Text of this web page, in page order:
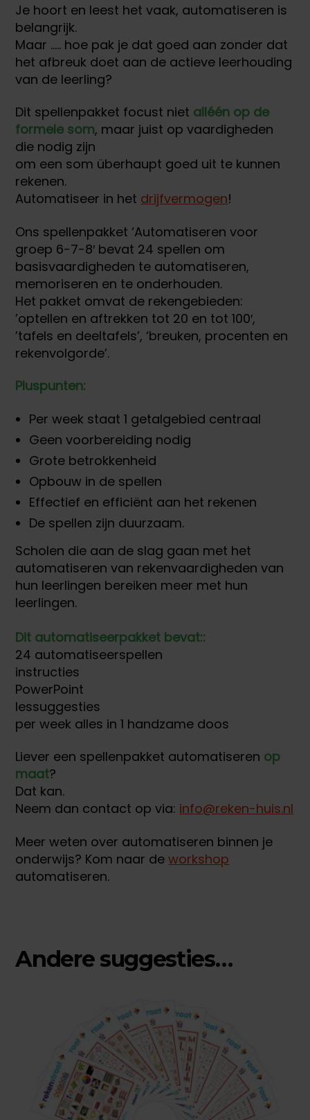
Je hoort en leest het vaak, automatiseren is
belangrijk.
Maar ….. hoe pak je dat goed aan zonder dat
het afbreuk doet aan de actieve leerhouding
van de leerling?
Dit spellenpakket focust niet alléén op de
formele som, maar juist op vaardigheden
die nodig zijn
om een som überhaupt goed uit te kunnen
rekenen.
Automatiseer in het drijfvermogen!
Ons spellenpakket ‘Automatiseren voor
groep 6-7-8′ bevat 24 spellen om
basisvaardigheden te automatiseren,
memoriseren en te onderhouden.
Het pakket omvat de rekengebieden:
’optellen en aftrekken tot 20 en tot 100′,
’tafels en deeltafels’, ‘breuken, procenten en
rekenvolgorde’.
Pluspunten:
Per week staat 1 getalgebied centraal
Geen voorbereiding nodig
Grote betrokkenheid
Opbouw in de spellen
Effectief en efficiënt aan het rekenen
De spellen zijn duurzaam.
Scholen die aan de slag gaan met het
automatiseren van rekenvaardigheden van
hun leerlingen bereiken meer met hun
leerlingen.
Dit automatiseerpakket bevat::
24 automatiseerspellen
instructies
PowerPoint
lessuggesties
per week alles in 1 handzame doos
Liever een spellenpakket automatiseren op
maat?
Dat kan.
Neem dan contact op via: info@reken-huis.nl
Meer weten over automatiseren binnen je
onderwijs? Kom naar deworkshop
automatiseren.
Andere suggesties…